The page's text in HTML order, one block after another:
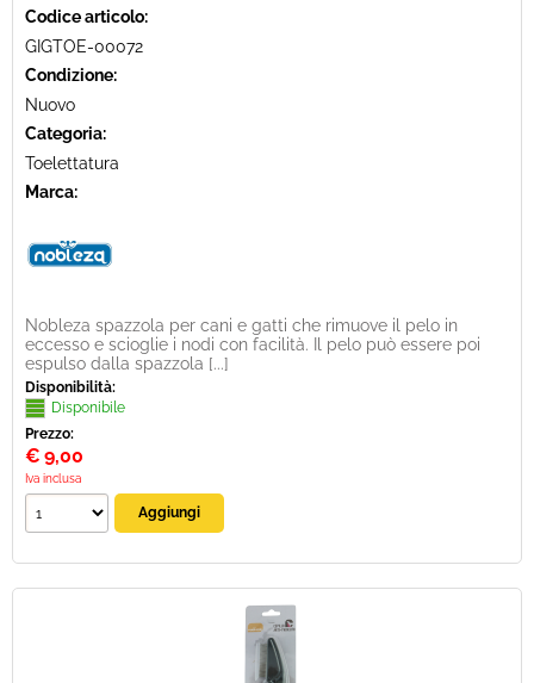
Codice articolo:
GIGTOE-00072
Condizione:
Nuovo
Categoria:
Toelettatura
Marca:
Nobleza spazzola per cani e gatti che rimuove il pelo in
eccesso e scioglie i nodi con facilità. Il pelo può essere poi
espulso dalla spazzola [...]
Disponibilità:
Disponibile
Prezzo:
€ 9,00
Iva inclusa